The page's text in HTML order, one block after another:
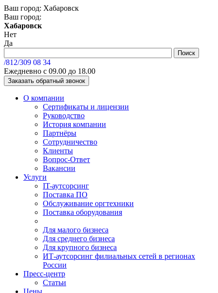
Ваш город: Хабаровск
Ваш город:
Хабаровск
Нет
Да
/812/309 08 34
Ежедневно с 09.00 до 18.00
Заказать обратный звонок
О компании
Сертификаты и лицензии
Руководство
История компании
Партнёры
Сотрудничество
Клиенты
Вопрос-Ответ
Вакансии
Услуги
IT-аутсорсинг
Поставка ПО
Обслуживание оргтехники
Поставка оборудования
Для малого бизнеса
Для среднего бизнеса
Для крупного бизнеса
ИТ-аутсорсинг филиальных сетей в регионах
России
Пресс-центр
Статьи
Цены